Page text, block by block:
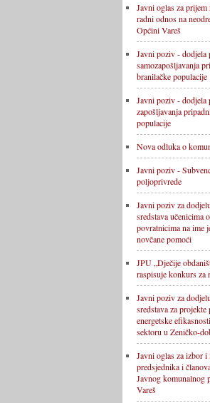
Javni oglas za prijem
radni odnos na
Općini Vareš
Javni poziv - dodjela
samozapošljavanja
branilačke populacije
Javni poziv - dodjela
zapošljavanja
populacije
Nova odluka o
Javni poziv -
poljoprivrede
Javni poziv za
sredstava učenicima
povratnicima na ime
novčane pomoći
JPU „Dječije
raspisuje konkurs za
Javni poziv za
sredstava za projekte
energetske
sektoru u Zeničko-
Javni oglas za izbor i
predsjednika i
Javnog komunalnog
Vareš